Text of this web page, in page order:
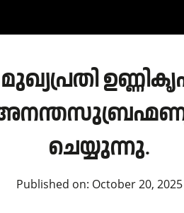
മുഖ്യപ്രതി
ചെയ്യുന്നു.
Published on: October 20, 2025